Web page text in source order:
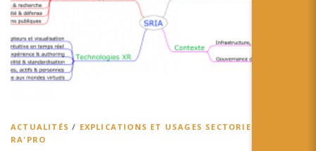
ACTUALITÉS / EXPLICATIONS ET USAGES SECTORIELS
RA'PRO